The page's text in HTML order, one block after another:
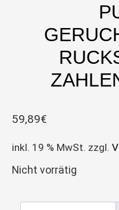
59,89€
inkl. 19 % MwSt. zzgl.
Nicht vorrätig